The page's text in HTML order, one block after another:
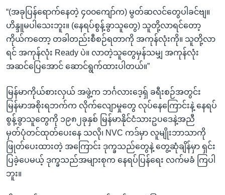
“(အခုပြန်ရောက်နေတဲ့ ၄၀၀ကျော်က) မွတ်ဆလင်တွေပါခင်ဗျ။
ဟိန္ဒူမပါသေးဘူး။ (နေရပ်စွန့်ခွာသူတွေ) သူတို့လာရင်တော့
ကိုယ်ကတော့ တခါတည်းစီစဉ်ရတာကို အကုန်လုံးကို။ သူတို့လာ
ရင် အကုန်လုံး Ready ပဲ။ လာတဲ့သူတွေမှန်သမျှ အကုန်လုံး
အဆင်ပြေအောင် ဆောင်ရွက်ထားပါတယ်။”
မြန်မာကိုယ်စားလှယ် အဖွဲ့က ဘင်္ဂလားဒေ့ရှ် ခရီးစဉ်အတွင်း
မြန်မာအစိုးရဘက်က လိုက်လျောမှုတွေ လုပ်နေကြောင်းနဲ့ နေရပ်
စွန့်ခွာသူတွေကို ၁၉၈၂ခုနှစ် မြန်မာနိုင်ငံသားဥပဒေနဲ့အညီ
မှတ်ပုံတင်ထုတ်ပေးနေ သလို၊ NVC ကဒ်မှာ လူမျိုးဘာသာကို
ဖြုတ်ပေးထားတဲ့ အကြောင်း ဒုက္ခသည်တွေနဲ့ တွေ့ဆုံချိန်မှာ ရှင်း
ပြခဲ့ပေမယ့် ဒုက္ခသည်အများစုက နေရပ်ပြန်ရေး လက်မခံ ကြပါ
ဘူး။